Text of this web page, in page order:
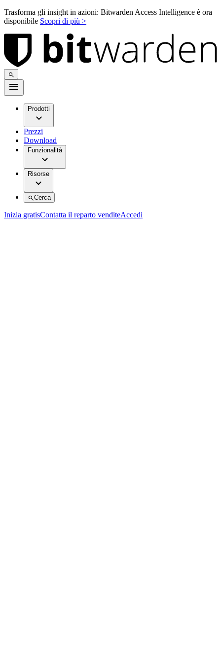
Trasforma gli insight in azioni: Bitwarden Access Intelligence è ora
disponibile Scopri di più >
Prodotti
Prezzi
Download
Funzionalità
Risorse
Cerca
Inizia gratisContatta il reparto venditeAccedi